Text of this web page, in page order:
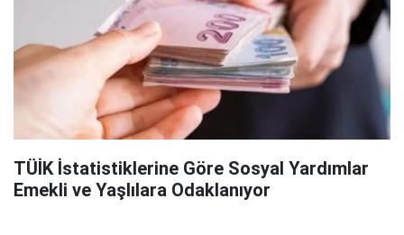
TÜİK İstatistiklerine Göre Sosyal Yardımlar
Emekli ve Yaşlılara Odaklanıyor